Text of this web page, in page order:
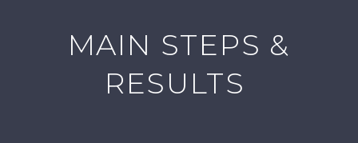
MAIN STEPS &
RESULTS